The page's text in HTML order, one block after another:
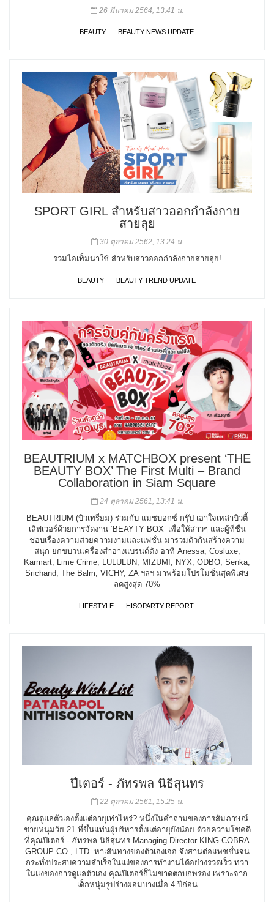
26 มีนาคม 2564, 13:41 น.
BEAUTY BEAUTY NEWS UPDATE
SPORT GIRL สำหรับสาวออกกำลังกาย
สายลุย
30 ตุลาคม 2562, 13:24 น.
รวมไอเท็มน่าใช้ สำหรับสาวออกกำลังกายสายลุย!
BEAUTY BEAUTY TREND UPDATE
BEAUTRIUM x MATCHBOX present ‘THE
BEAUTY BOX’ The First Multi – Brand
Collaboration in Siam Square
24 ตุลาคม 2561, 13:41 น.
BEAUTRIUM (บิวเทรี่ยม) ร่วมกับ แมชบอกซ์ กรุ๊ป เอาใจเหล่าบิวตี้
เลิฟเวอร์ด้วยการจัดงาน ‘BEAYTY BOX’ เพื่อให้สาวๆ และผู้ที่ชื่น
ชอบเรื่องความสวยความงามและแฟชั่น มารวมตัวกันสร้างความ
สนุก ยกขบวนเครื่องสำอางแบรนด์ดัง อาทิ Anessa, Cosluxe,
Karmart, Lime Crime, LULULUN, MIZUMI, NYX, ODBO, Senka,
Srichand, The Balm, VICHY, ZA ฯลฯ มาพร้อมโปรโมชั่นสุดพิเศษ
ลดสูงสุด 70%
LIFESTYLE HISOPARTY REPORT
ปีเตอร์ - ภัทรพล นิธิสุนทร
22 ตุลาคม 2561, 15:25 น.
คุณดูแลตัวเองตั้งแต่อายุเท่าไหร่? หนึ่งในคำถามของการสัมภาษณ์
ชายหนุ่มวัย 21 ที่ขึ้นแท่นผู้บริหารตั้งแต่อายุยังน้อย ด้วยความโชคดี
ที่คุณปีเตอร์ - ภัทรพล นิธิสุนทร Managing Director KING COBRA
GROUP CO., LTD. หาเส้นทางของตัวเองเจอ จึงสานต่อแพชชั่นจน
กระทั่งประสบความสำเร็จในแง่ของการทำงานได้อย่างรวดเร็ว ทว่า
ในแง่ของการดูแลตัวเอง คุณปีเตอร์ก็ไม่ขาดตกบกพร่อง เพราะจาก
เด็กหนุ่มรูปร่างผอมบางเมื่อ 4 ปีก่อน